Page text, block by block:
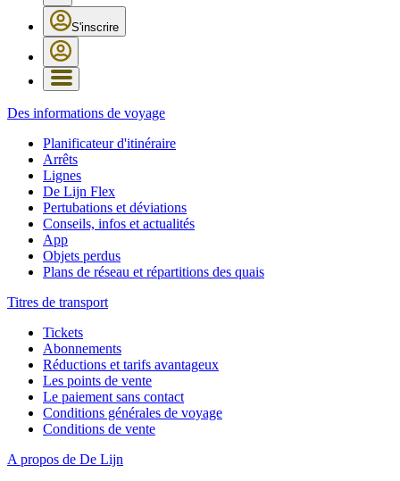
S'inscrire
Des informations de voyage
Planificateur d'itinéraire
Arrêts
Lignes
De Lijn Flex
Pertubations et déviations
Conseils, infos et actualités
App
Objets perdus
Plans de réseau et répartitions des quais
Titres de transport
Tickets
Abonnements
Réductions et tarifs avantageux
Les points de vente
Le paiement sans contact
Conditions générales de voyage
Conditions de vente
A propos de De Lijn